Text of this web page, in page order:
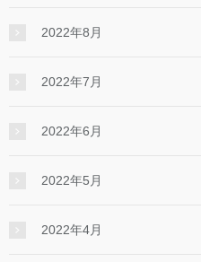
2022年8月
2022年7月
2022年6月
2022年5月
2022年4月